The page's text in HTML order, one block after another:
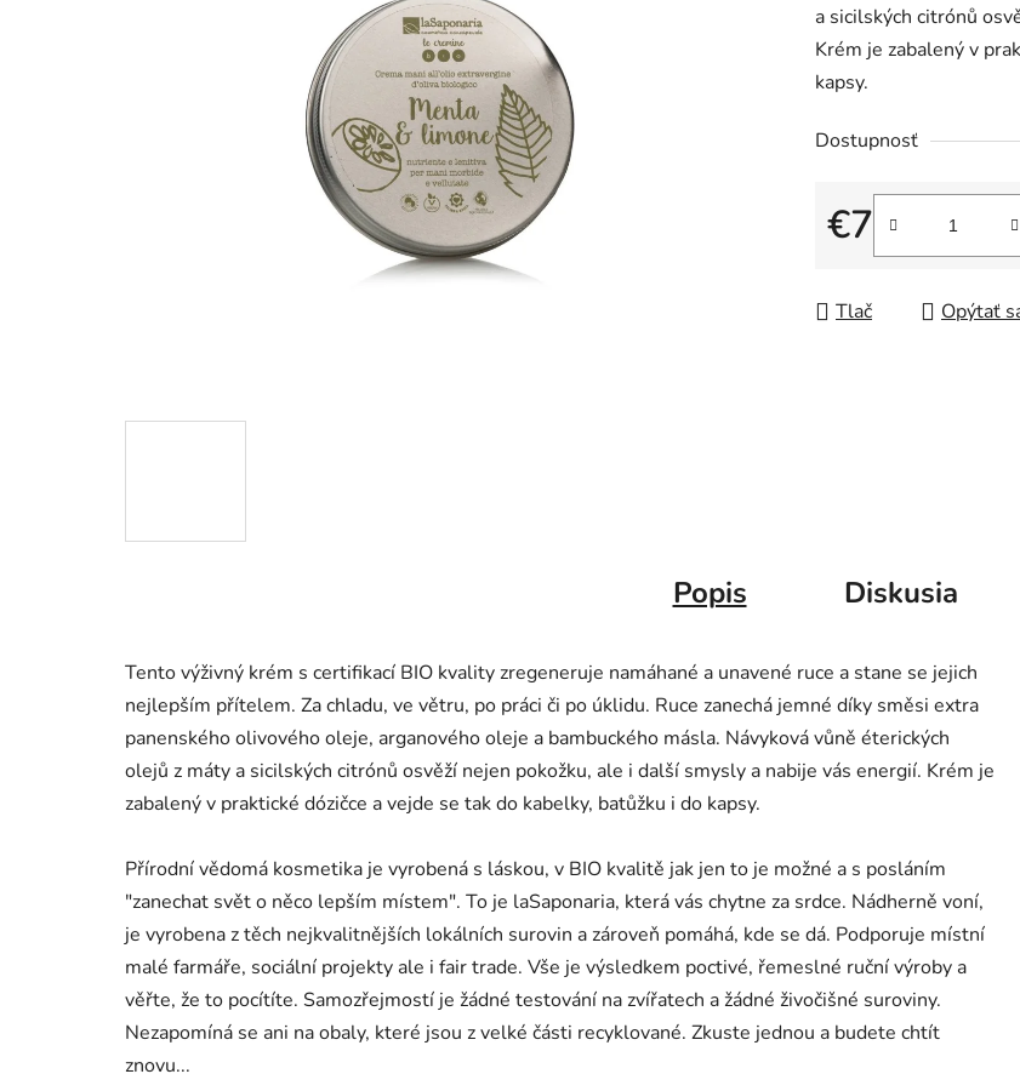
a sicilských citrónů
Krém je zabalený v
kapsy.
Dostupnosť
€7
Jednotková cena:
Tlač Opýtať
Popis Diskusia
Tento výživný krém s certifikací BIO kvality zregeneruje namáhané a unavené ruce a stane se jejich
nejlepším přítelem. Za chladu, ve větru, po práci či po úklidu. Ruce zanechá jemné díky směsi extra
panenského olivového oleje, arganového oleje a bambuckého másla. Návyková vůně éterických
olejů z máty a sicilských citrónů osvěží nejen pokožku, ale i další smysly a nabije vás energií. Krém je
zabalený v praktické dózičce a vejde se tak do kabelky, batůžku i do kapsy.
Přírodní vědomá kosmetika je vyrobená s láskou, v BIO kvalitě jak jen to je možné a s posláním
"zanechat svět o něco lepším místem". To je laSaponaria, která vás chytne za srdce. Nádherně voní,
je vyrobena z těch nejkvalitnějších lokálních surovin a zároveň pomáhá, kde se dá. Podporuje místní
malé farmáře, sociální projekty ale i fair trade. Vše je výsledkem poctivé, řemeslné ruční výroby a
věřte, že to pocítíte. Samozřejmostí je žádné testování na zvířatech a žádné živočišné suroviny.
Nezapomíná se ani na obaly, které jsou z velké části recyklované. Zkuste jednou a budete chtít
znovu...